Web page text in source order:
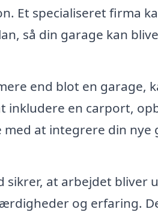
Et specialiseret firma
så din garage kan
end blot en garage,
en carport,
at integrere din nye
sikrer, at arbejdet bliver
og erfaring.